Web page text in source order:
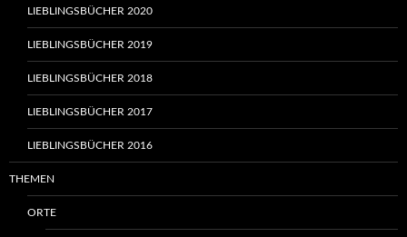
LIEBLINGSBÜCHER 2020
LIEBLINGSBÜCHER 2019
LIEBLINGSBÜCHER 2018
LIEBLINGSBÜCHER 2017
LIEBLINGSBÜCHER 2016
THEMEN
ORTE